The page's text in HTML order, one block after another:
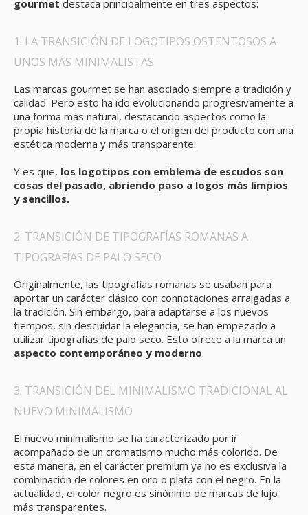
gourmet destaca principalmente en tres aspectos:
1. LA TRANSICIÓN DE LOGOTIPOS OSTENTOSOS A
UNOS MÁS MINIMALISTAS
Las marcas gourmet se han asociado siempre a tradición y
calidad. Pero esto ha ido evolucionando progresivamente a
una forma más natural, destacando aspectos como la
propia historia de la marca o el origen del producto con una
estética moderna y más transparente.
Y es que, los logotipos con emblema de escudos son
cosas del pasado, abriendo paso a logos más limpios
y sencillos.
2. TRANSICIÓN DE TIPOGRAFÍAS ROMANAS A
TIPOGRAFÍAS DE PALO SECO
Originalmente, las tipografías romanas se usaban para
aportar un carácter clásico con connotaciones arraigadas a
la tradición. Sin embargo, para adaptarse a los nuevos
tiempos, sin descuidar la elegancia, se han empezado a
utilizar tipografías de palo seco. Esto ofrece a la marca un
aspecto contemporáneo y moderno.
3. TRANSICIÓN DEL MINIMALISMO TRADICIONAL AL
NUEVO MINIMALISMO
El nuevo minimalismo se ha caracterizado por ir
acompañado de un cromatismo mucho más colorido. De
esta manera, en el carácter premium ya no es exclusiva la
combinación de colores en oro o plata con el negro. En la
actualidad, el color negro es sinónimo de marcas de lujo
más transparentes.